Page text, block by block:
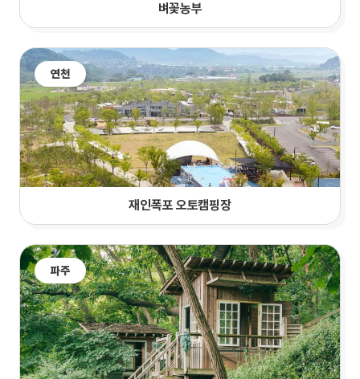
벼꽃농부
연천
재인폭포 오토캠핑장
파주